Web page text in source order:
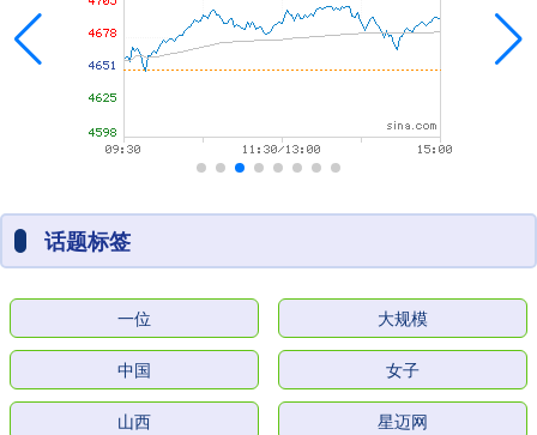
话题标签
一位 大规模
中国 女子
山西 星迈网